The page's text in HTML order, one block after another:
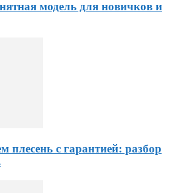
модель для новичков и
плесень с гарантией: разбор